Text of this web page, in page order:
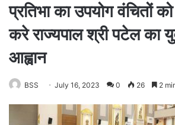
प्रतिभा का उपयोग वंचितों
करे राज्यपाल श्री पटेल का
आह्वान
BSS July 16, 2023 0 26 2